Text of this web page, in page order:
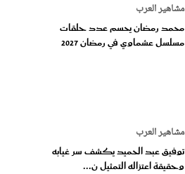
مشاهير العرب
محمد رمضان يحسم عدد حلقات
مسلسل عشماوي في رمضان 2027
مشاهير العرب
توفيق عبد الحميد يكشف سر غيابه
وحقيقة اعتزاله التمثيل ن...